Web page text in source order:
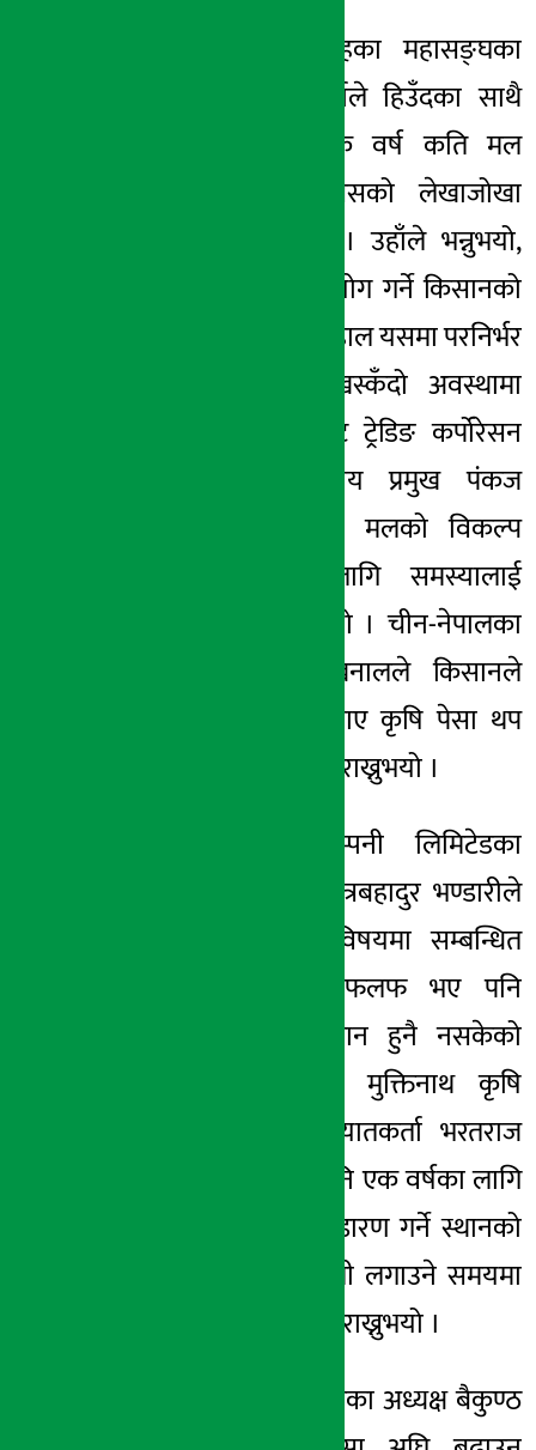
राष्ट्रिय कृषक समूहका महासङ्घका
सचिव रामहरि शर्माले हिउँदका साथै
बर्खे खेतीलाई हरेक वर्ष कति मल
आवश्यक पर्छ, त्यसको लेखाजोखा
हुनुपर्ने बताउनुभयो । उहाँले भन्नुभयो,
“रासायनिक मल प्रयोग गर्ने किसानको
सङ्ख्या बढ्दै जाँदा हाल यसमा परनिर्भर
भएर कृषि पेसा खस्कँदो अवस्थामा
पुगेको छ ।” साल्ट ट्रेडिङ कर्पोरेसन
लिमिटेडका विभागीय प्रमुख पंकज
जोशीले रासायनिक मलको विकल्प
खोज्दा सधैंका लागि समस्यालाई
लिनुनपर्ने बताउनुभयो । चीन-नेपालका
जानकार दिनेश खनालले किसानले
सुलभ रुपमा मल पाए कृषि पेसा थप
आकर्षित हुने धारणा राख्नुभयो ।
कृषि सामग्री कम्पनी लिमिटेडका
प्रबन्धक सञ्चालक नेत्रबहादुर भण्डारीले
मल आयात गर्ने विषयमा सम्बन्धित
निकायसँग धेरै छफलफ भए पनि
समस्या भने समाधान हुनै नसकेको
गुनासो गर्नुभयो । मुक्तिनाथ कृषि
कम्पनीका मल आयातकर्ता भरतराज
ढकालले कम्तीमा पनि एक वर्षका लागि
रासायनिक मल भण्डारण गर्ने स्थानको
व्यवस्थापन भए बाली लगाउने समयमा
समस्या नहुने धारणा राख्नुभयो ।
कृषि पत्रकार महासंघका अध्यक्ष बैकुण्ठ